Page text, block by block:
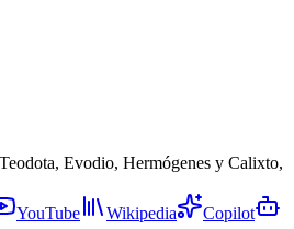
Evodio, Hermógenes y Calixto,
YouTube Wikipedia
Copilot